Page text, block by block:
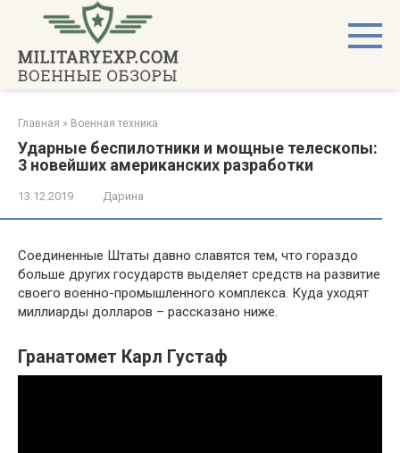
контенту
Главная » Военная техника
Ударные беспилотники и мощные телескопы:
3 новейших американских разработки
13.12.2019 Дарина
Соединенные Штаты давно славятся тем, что гораздо
больше других государств выделяет средств на развитие
своего военно-промышленного комплекса. Куда уходят
миллиарды долларов – рассказано ниже.
Гранатомет Карл Густаф